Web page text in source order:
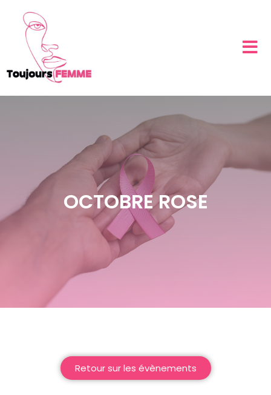
OCTOBRE ROSE
Retour sur les évènements